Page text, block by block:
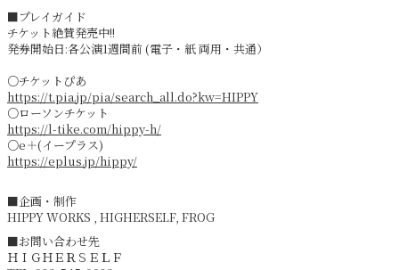
■プレイガイド
チケット絶賛発売中!!
発券開始日:各公演1週間前 (電子・紙 両用・共通）
○チケットぴあ
https://t.pia.jp/pia/search_all.do?kw=HIPPY
○ローソンチケット
https://l-tike.com/hippy-h/
○e＋(イープラス)
https://eplus.jp/hippy/
■企画・制作
HIPPY WORKS , HIGHERSELF, FROG
■お問い合わせ先
ＨＩＧＨＥＲＳＥＬＦ